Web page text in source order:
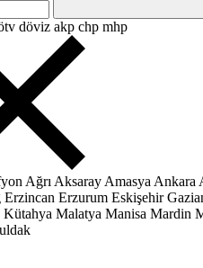
döviz akp chp mhp
Ağrı Aksaray Amasya Ankara
Erzincan Erzurum Eskişehir
Kütahya Malatya Manisa Mardin